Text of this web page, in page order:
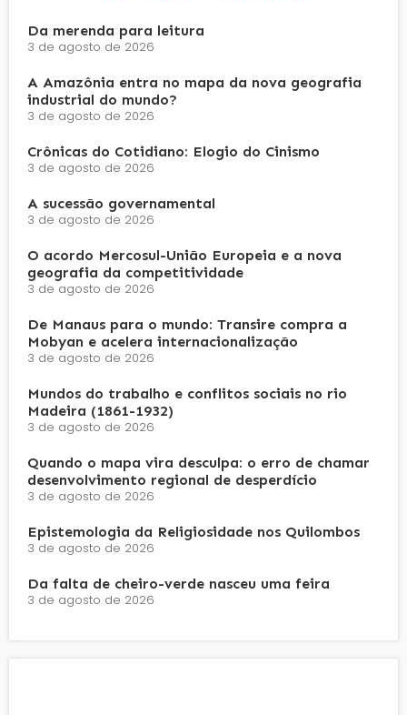
Da merenda para leitura
3 de agosto de 2026
A Amazônia entra no mapa da nova geografia
industrial do mundo?
3 de agosto de 2026
Crônicas do Cotidiano: Elogio do Cinismo
3 de agosto de 2026
A sucessão governamental
3 de agosto de 2026
O acordo Mercosul-União Europeia e a nova
geografia da competitividade
3 de agosto de 2026
De Manaus para o mundo: Transire compra a
Mobyan e acelera internacionalização
3 de agosto de 2026
Mundos do trabalho e conflitos sociais no rio
Madeira (1861-1932)
3 de agosto de 2026
Quando o mapa vira desculpa: o erro de chamar
desenvolvimento regional de desperdício
3 de agosto de 2026
Epistemologia da Religiosidade nos Quilombos
3 de agosto de 2026
Da falta de cheiro-verde nasceu uma feira
3 de agosto de 2026